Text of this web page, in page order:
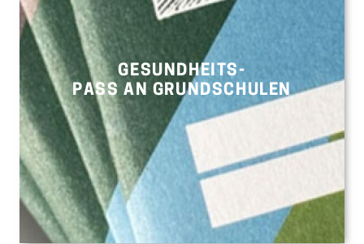
GESUNDHEITS-
PASS AN GRUNDSCHULEN